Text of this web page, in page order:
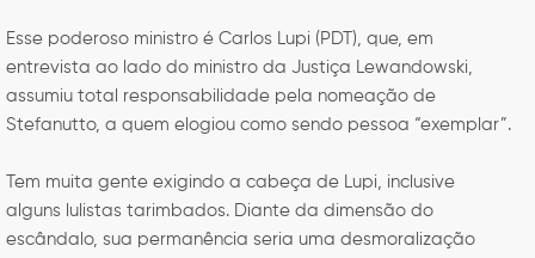
Esse poderoso ministro é Carlos Lupi (PDT), que, em
entrevista ao lado do ministro da Justiça Lewandowski,
assumiu total responsabilidade pela nomeação de
Stefanutto, a quem elogiou como sendo pessoa “exemplar”.
Tem muita gente exigindo a cabeça de Lupi, inclusive
alguns lulistas tarimbados. Diante da dimensão do
escândalo, sua permanência seria uma desmoralização